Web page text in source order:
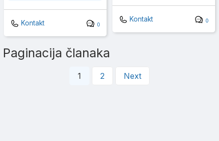
Kontakt 0
Kontakt 0
Paginacija članaka
1 2 Next